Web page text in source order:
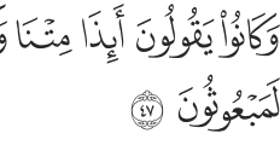
وكانوا يقولون ايذا متنا وكنا ترابا
وَكَانُوا۟ يَقُولُونَ أَئِذَا مِتْنَا وَكُنَّا
ﳅﳆﳇﳈ
ﳍ ﳎ